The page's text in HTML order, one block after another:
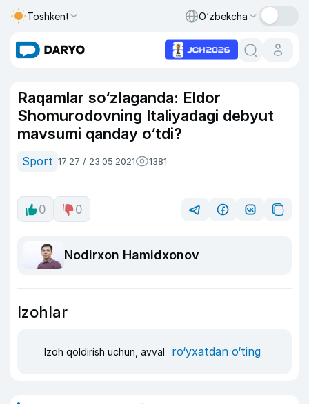
Toshkent O‘zbekcha
Raqamlar so‘zlaganda: Eldor
Shomurodovning Italiyadagi debyut
mavsumi qanday o‘tdi?
Sport 17:27 / 23.05.2021 1381
0 0
Nodirxon Hamidxonov
Izohlar
Izoh qoldirish uchun, avval ro‘yxatdan o‘ting